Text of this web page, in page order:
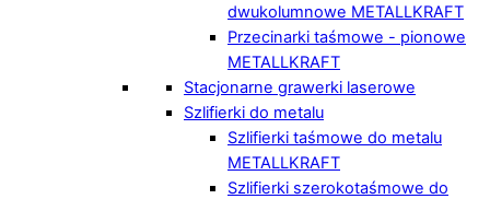
dwukolumnowe METALLKRAFT
Przecinarki taśmowe - pionowe
METALLKRAFT
Stacjonarne grawerki laserowe
Szlifierki do metalu
Szlifierki taśmowe do metalu
METALLKRAFT
Szlifierki szerokotaśmowe do